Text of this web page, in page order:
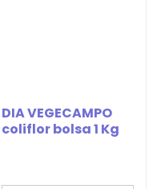
DIA VEGECAMPO
coliflor bolsa 1 Kg